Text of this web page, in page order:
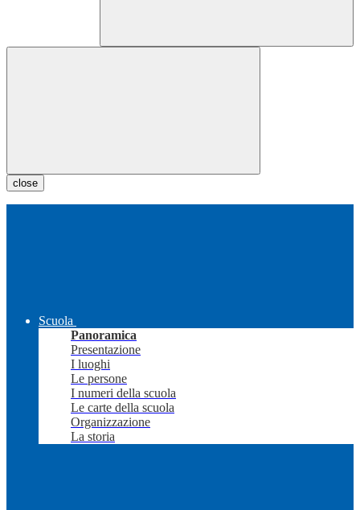
close
Scuola
Panoramica
Presentazione
I luoghi
Le persone
I numeri della scuola
Le carte della scuola
Organizzazione
La storia